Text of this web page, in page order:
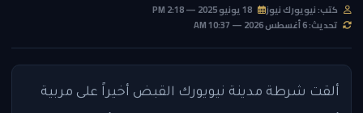
كتب: نيويورك نيوز
تحديث: 6 أغسطس 2026 — 10:37 AM
ألقت شرطة مدينة نيويورك القبض أخيراً على مربية